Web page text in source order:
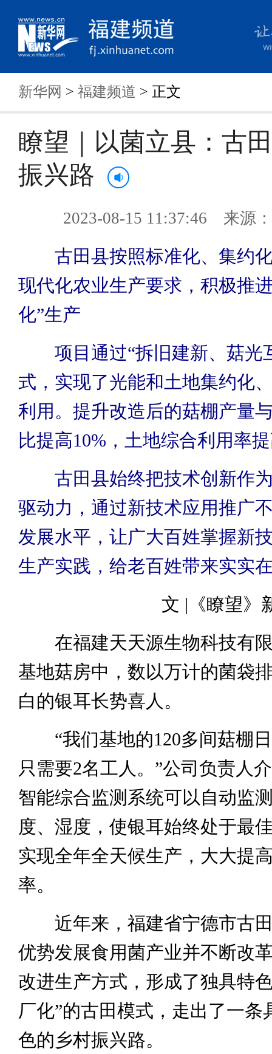
新华网 > 福建频道 > 正文
瞭望｜以菌立县：古
振兴路
2023-08-15 11:37:46 来源
古田县按照标准化、集约
现代化农业生产要求，积极推
化”生产
项目通过“拆旧建新、菇光
式，实现了光能和土地集约化
利用。提升改造后的菇棚产量
比提高10%，土地综合利用率
古田县始终把技术创新作为
驱动力，通过新技术应用推广
发展水平，让广大百姓掌握新
生产实践，给老百姓带来实实
文 |《瞭望》
在福建天天源生物科技有限
基地菇房中，数以万计的菌袋
白的银耳长势喜人。
“我们基地的120多间菇棚日
只需要2名工人。”公司负责人
智能综合监测系统可以自动监
度、湿度，使银耳始终处于最
实现全年全天候生产，大大提
率。
近年来，福建省宁德市古田
优势发展食用菌产业并不断改
改进生产方式，形成了独具特
厂化”的古田模式，走出了一条
色的乡村振兴路。